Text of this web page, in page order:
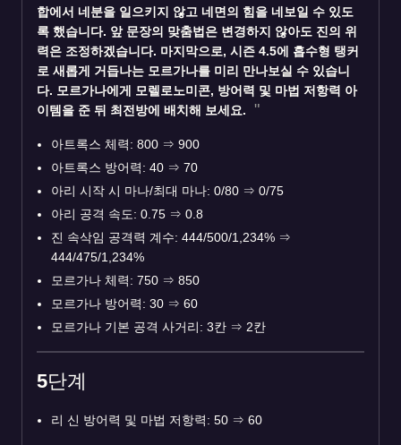
합에서 네분을 일으키지 않고 네면의 힘을 네보일 수 있도
록 했습니다. 앞 문장의 맞춤법은 변경하지 않아도 진의 위
력은 조정하겠습니다. 마지막으로, 시즌 4.5에 흡수형 탱커
로 새롭게 거듭나는 모르가나를 미리 만나보실 수 있습니
다. 모르가나에게 모렐로노미콘, 방어력 및 마법 저항력 아
이템을 준 뒤 최전방에 배치해 보세요.
아트록스 체력: 800 ⇒ 900
아트록스 방어력: 40 ⇒ 70
아리 시작 시 마나/최대 마나: 0/80 ⇒ 0/75
아리 공격 속도: 0.75 ⇒ 0.8
진 속삭임 공격력 계수: 444/500/1,234% ⇒
444/475/1,234%
모르가나 체력: 750 ⇒ 850
모르가나 방어력: 30 ⇒ 60
모르가나 기본 공격 사거리: 3칸 ⇒ 2칸
5단계
리 신 방어력 및 마법 저항력: 50 ⇒ 60